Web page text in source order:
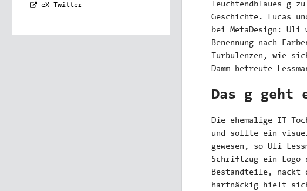
eX-Twitter
leuchtendblaues g
Geschichte. Lucas
bei MetaDesign: Uli
Benennung nach
Turbulenzen, wie
Damm betreute
Das g geht
Die ehemalige IT-
und sollte ein
gewesen, so Uli
Schriftzug ein Logo
Bestandteile, nackt
hartnäckig hielt